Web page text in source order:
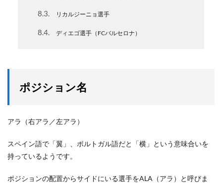
8.3 リカルジーニョ選手
8.4 ディエゴ選手（FCバルセロナ）
ポジション名
アラ（右アラ／左アラ）
スペイン語で「翼」、ポルトガル語だと「横」という意味合いを
持っているようです。
ポジションの配置からサイドにいる選手をALA（アラ）と呼びま